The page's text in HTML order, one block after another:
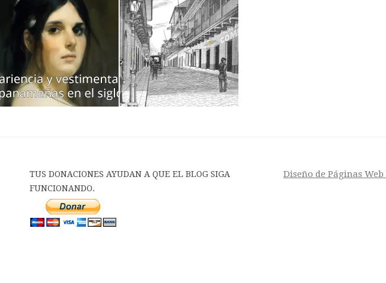
TUS DONACIONES AYUDAN A QUE EL BLOG SIGA
FUNCIONANDO.
Diseño de Páginas